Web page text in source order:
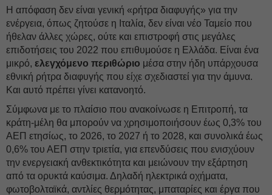
H απόφαση δεν είναι γενική «ρήτρα διαφυγής» για την
ενέργεια, όπως ζητούσε η Ιταλία, δεν είναι νέο Ταμείο που
ήθελαν άλλες χώρες, ούτε και επιστροφή στις μεγάλες
επιδοτήσεις του 2022 που επιθυμούσε η Ελλάδα. Είναι ένα
μικρό, ελεγχόμενο περιθώριο μέσα στην ήδη υπάρχουσα
εθνική ρήτρα διαφυγής που είχε σχεδιαστεί για την άμυνα.
Και αυτό πρέπει γίνει κατανοητό.
Σύμφωνα με το πλαίσιο που ανακοίνωσε η Επιτροπή, τα
κράτη-μέλη θα μπορούν να χρησιμοποιήσουν έως 0,3% του
ΑΕΠ ετησίως, το 2026, το 2027 ή το 2028, και συνολικά έως
0,6% του ΑΕΠ στην τριετία, για επενδύσεις που ενισχύουν
την ενεργειακή ανθεκτικότητα και μειώνουν την εξάρτηση
από τα ορυκτά καύσιμα. Δηλαδή ηλεκτρικά οχήματα,
φωτοβολταϊκά, αντλίες θερμότητας, μπαταρίες και έργα που